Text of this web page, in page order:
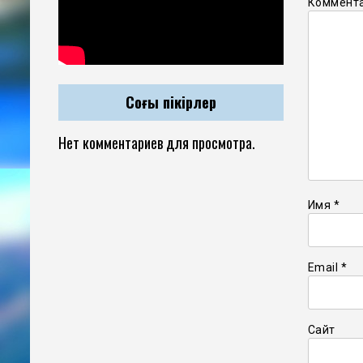
Имя *
Email *
Сайт
Соңғы пікірлер
Нет комментариев для просмотра.